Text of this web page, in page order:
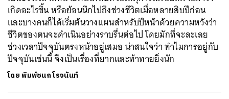
เกิดอะไรขึ้น หรือย้อนนึกไปถึงช่วงชีวิตเมื่อหลายสิบปีก่อน
และบางคนก็ได้เริ่มต้นวางแผนสำหรับปีหน้าด้วยความหวังว่า
ชีวิตของตนจะดำเนินอย่างราบรื่นต่อไป โดยมักที่จะละเลย
ช่วงเวลาปัจจุบันตรงหน้าอยู่เสมอ น่าสนใจว่า ทำไมการอยู่กับ
ปัจจุบันเช่นนี้ จึงเป็นเรื่องที่ยากและท้าทายยิ่งนัก
โดยพิมพ์ชนก โรจนันท์